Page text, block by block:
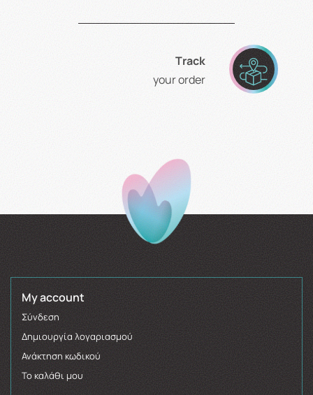
Τrack
your order
My account
Σύνδεση
Δημιουργία λογαριασμού
Ανάκτηση κωδικού
Το καλάθι μου